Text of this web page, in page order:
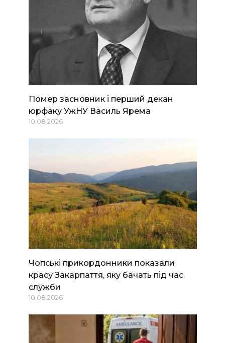
Помер засновник і перший декан
юрфаку УжНУ Василь Ярема
10.08.2026
Чопські прикордонники показали
красу Закарпаття, яку бачать під час
служби
10.08.2026